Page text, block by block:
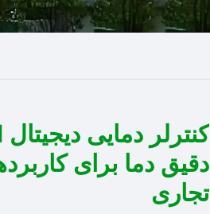
دقیق دما برای
تجاری